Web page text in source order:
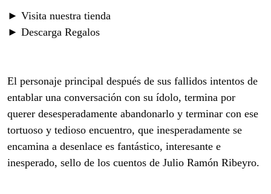
► Visita nuestra tienda
► Descarga Regalos
El personaje principal después de sus fallidos intentos de
entablar una conversación con su ídolo, termina por
querer desesperadamente abandonarlo y terminar con ese
tortuoso y tedioso encuentro, que inesperadamente se
encamina a desenlace es fantástico, interesante e
inesperado, sello de los cuentos de Julio Ramón Ribeyro.